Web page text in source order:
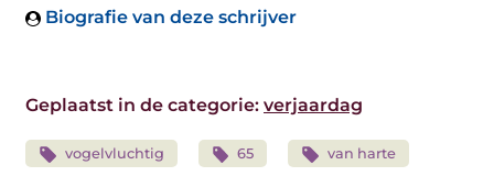
Biografie van deze schrijver
Geplaatst in de categorie: verjaardag
vogelvluchtig 65 van harte